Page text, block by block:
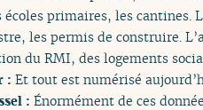
primaires, les cantines.
les permis de construire.
du RMI, des logements
: Et tout est numérisé
: Énormément de ces